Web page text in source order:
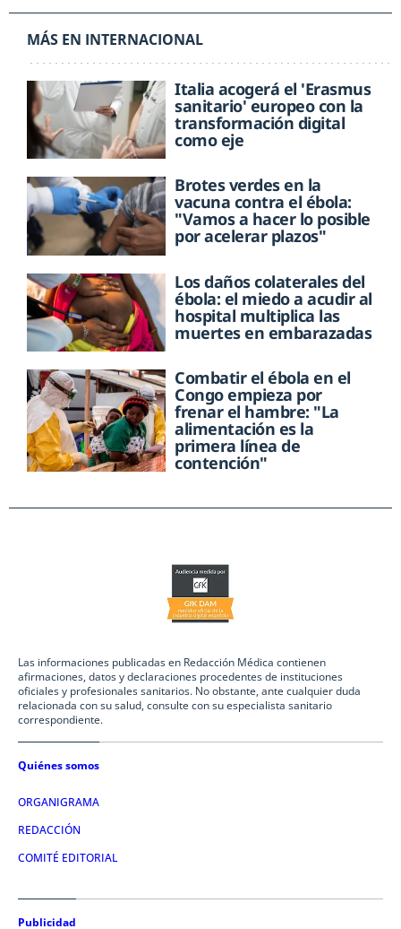
MÁS EN INTERNACIONAL
Italia acogerá el 'Erasmus
sanitario' europeo con la
transformación digital
como eje
Brotes verdes en la
vacuna contra el ébola:
"Vamos a hacer lo posible
por acelerar plazos"
Los daños colaterales del
ébola: el miedo a acudir al
hospital multiplica las
muertes en embarazadas
Combatir el ébola en el
Congo empieza por
frenar el hambre: "La
alimentación es la
primera línea de
contención"
Las informaciones publicadas en Redacción Médica contienen
afirmaciones, datos y declaraciones procedentes de instituciones
oficiales y profesionales sanitarios. No obstante, ante cualquier duda
relacionada con su salud, consulte con su especialista sanitario
correspondiente.
Quiénes somos
ORGANIGRAMA
REDACCIÓN
COMITÉ EDITORIAL
Publicidad